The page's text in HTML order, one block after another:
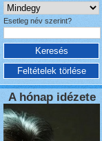
Esetleg név szerint?
A hónap idézete